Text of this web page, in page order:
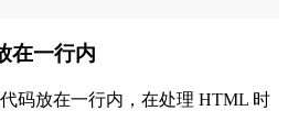
在一行内
码放在一行内，在处理 HTML 时